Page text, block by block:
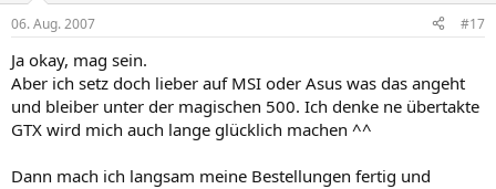
06. Aug. 2007 #17
Ja okay, mag sein.
Aber ich setz doch lieber auf MSI oder Asus was das angeht
und bleiber unter der magischen 500. Ich denke ne übertakte
GTX wird mich auch lange glücklich machen ^^
Dann mach ich langsam meine Bestellungen fertig und